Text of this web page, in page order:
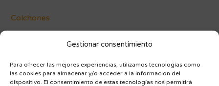
Gestionar consentimiento
Para ofrecer las mejores experiencias, utilizamos tecnologías como
las cookies para almacenar y/o acceder a la información del
dispositivo. El consentimiento de estas tecnologías nos permitirá
Colchones
Blog